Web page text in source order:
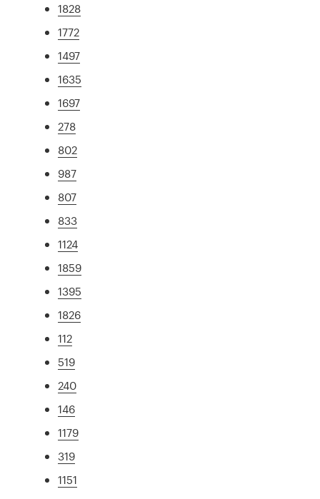
1828
1772
1497
1635
1697
278
802
987
807
833
1124
1859
1395
1826
112
519
240
146
1179
319
1151